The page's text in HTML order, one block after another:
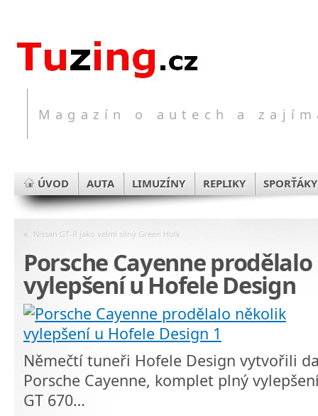
Magazín o autech a
ÚVOD AUTA LIMUZÍNY REPLIKY SPORŤÁKY
« Nissan GT-R jako velmi silný Green Hulk
Porsche Cayenne
vylepšení u Hofele Design
Němečtí tuneři Hofele Design vytvořili
Porsche Cayenne, komplet plný
GT 670…